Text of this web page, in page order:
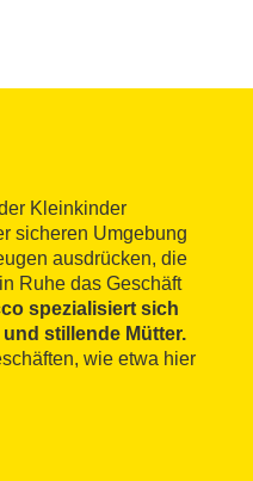
Kleinkinder
sicheren Umgebung
ausdrücken, die
Ruhe das Geschäft
spezialisiert sich
stillende Mütter.
wie etwa hier